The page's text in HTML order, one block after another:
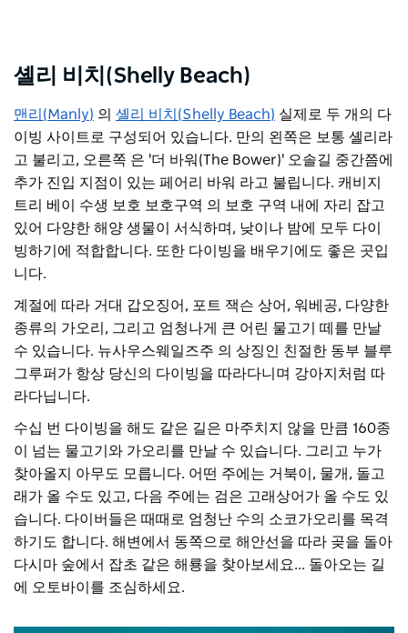
셸리 비치(Shelly Beach)
맨리(Manly) 의 셸리 비치(Shelly Beach) 실제로 두 개의 다
이빙 사이트로 구성되어 있습니다. 만의 왼쪽은 보통 셸리라
고 불리고, 오른쪽 은 '더 바워(The Bower)' 오솔길 중간쯤에
추가 진입 지점이 있는 페어리 바워 라고 불립니다. 캐비지
트리 베이 수생 보호 보호구역 의 보호 구역 내에 자리 잡고
있어 다양한 해양 생물이 서식하며, 낮이나 밤에 모두 다이
빙하기에 적합합니다. 또한 다이빙을 배우기에도 좋은 곳입
니다.
계절에 따라 거대 갑오징어, 포트 잭슨 상어, 워베공, 다양한
종류의 가오리, 그리고 엄청나게 큰 어린 물고기 떼를 만날
수 있습니다. 뉴사우스웨일즈주 의 상징인 친절한 동부 블루
그루퍼가 항상 당신의 다이빙을 따라다니며 강아지처럼 따
라다닙니다.
수십 번 다이빙을 해도 같은 길은 마주치지 않을 만큼 160종
이 넘는 물고기와 가오리를 만날 수 있습니다. 그리고 누가
찾아올지 아무도 모릅니다. 어떤 주에는 거북이, 물개, 돌고
래가 올 수도 있고, 다음 주에는 검은 고래상어가 올 수도 있
습니다. 다이버들은 때때로 엄청난 수의 소코가오리를 목격
하기도 합니다. 해변에서 동쪽으로 해안선을 따라 곶을 돌아
다시마 숲에서 잡초 같은 해룡을 찾아보세요... 돌아오는 길
에 오토바이를 조심하세요.